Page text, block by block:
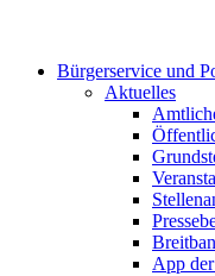
Bürgerservice und
Aktuelles
App